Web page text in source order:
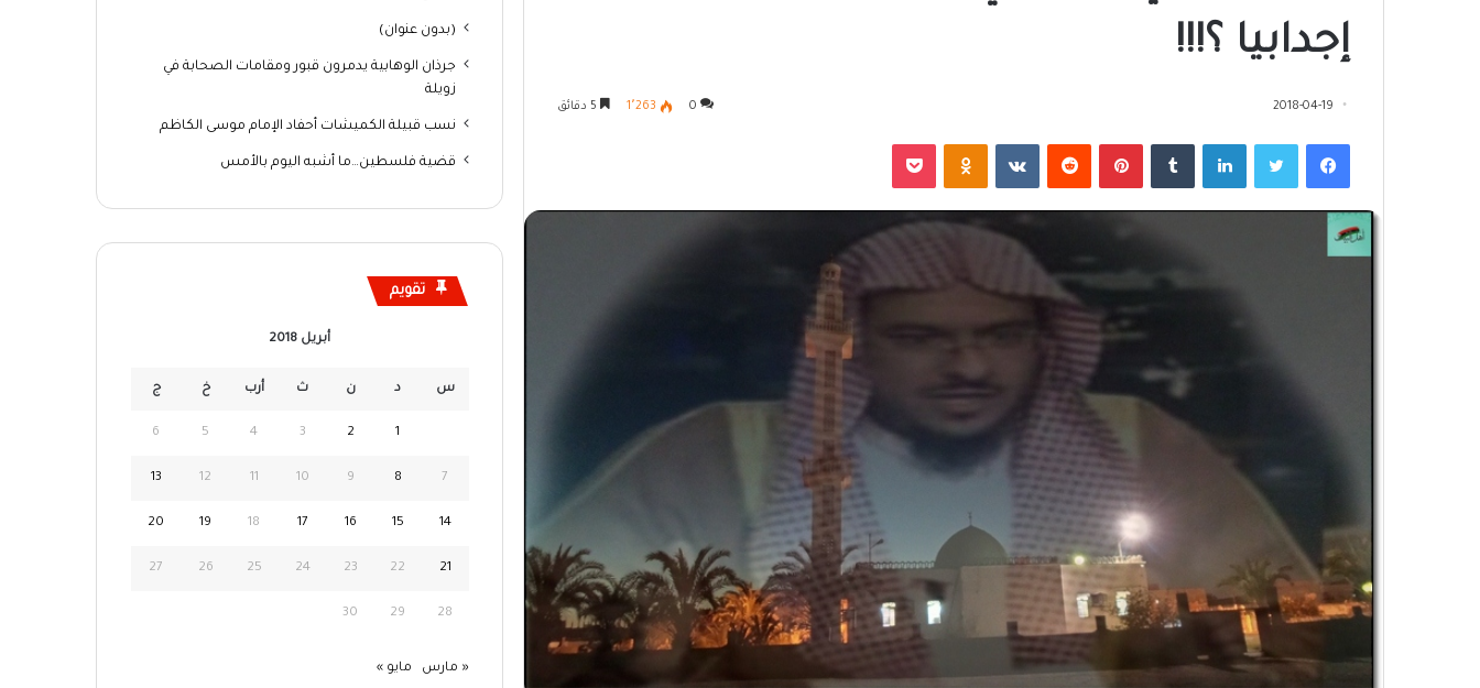
إجدابيا ؟!!!
2018-04-19
0 1٬263
فيسبوك لينكدإن بينتيريست
(بدون عنوان)
جرذان الوهابية يدمرون قبور ومقامات الصحابة في
زويلة
نسب قبيلة الكميشات أحفاد الإمام موسى الكاظم
قضية فلسطين…ما أشبه اليوم بالأمس
تقويم
أبريل 2018
س د ن ث أرب خ ج
1
2
3
4
5
6
7
8
9
10
11
12
13
14
15
16
17
18
19
20
21
22
23
24
25
26
27
28
29
30
« مارس مايو »